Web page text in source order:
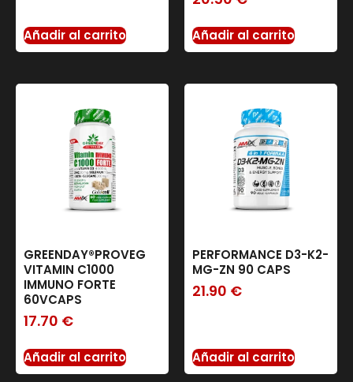
Añadir al carrito Añadir al carrito
GREENDAY®PROVEG
VITAMIN C1000
IMMUNO FORTE
60VCAPS
17.70 €
Añadir al carrito
PERFORMANCE D3-K2-
MG-ZN 90 CAPS
21.90 €
Añadir al carrito